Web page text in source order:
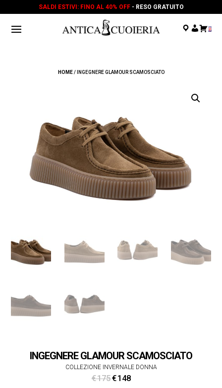
SALDI ESTIVI: FINO AL 40% OFF- RESO GRATUITO
. . .
HOME/ INGEGNERE GLAMOUR SCAMOSCIATO
INGEGNERE GLAMOUR SCAMOSCIATO
COLLEZIONE INVERNALE DONNA
€175Il
€148Il